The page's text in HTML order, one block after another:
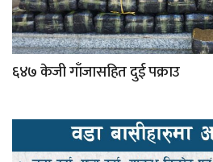
६४७ केजी गाँजासहित दुई पक्राउ